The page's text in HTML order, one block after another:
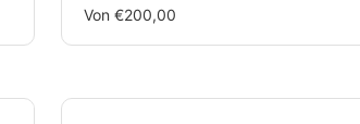
Im
Von €200,00